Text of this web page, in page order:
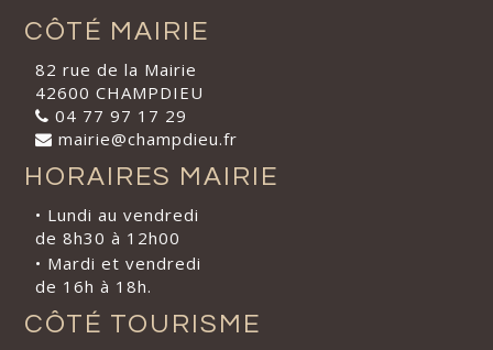
CÔTÉ MAIRIE
82 rue de la Mairie
42600 CHAMPDIEU
04 77 97 17 29
mairie@champdieu.fr
HORAIRES MAIRIE
• Lundi au vendredi
de 8h30 à 12h00
• Mardi et vendredi
de 16h à 18h.
CÔTÉ TOURISME